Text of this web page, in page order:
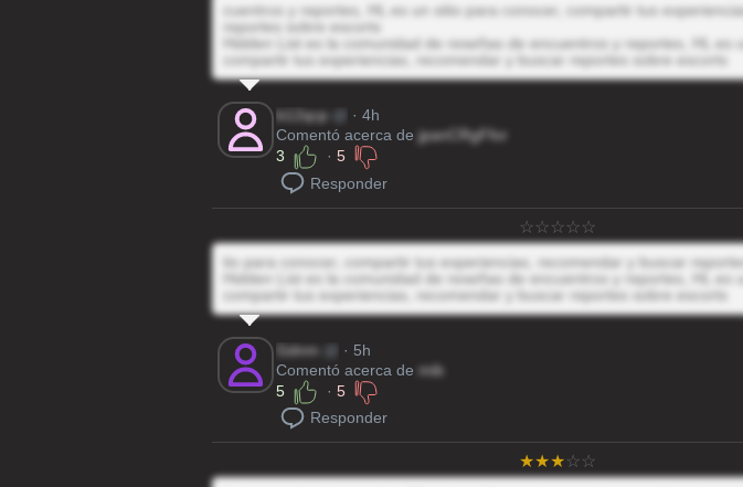
cuentros y reportes, HL es un sitio para conocer, compartir tus
reportes sobre escorts
Hidden List es la comunidad de reseñas de encuentros y reportes, HL es
compartir tus experiencias, recomendar y buscar reportes sobre escorts
b12qcp
· 4h
Comentó acerca de jpanCRgFfor
3
· 5
Responder
tio para conocer, compartir tus experiencias, recomendar y buscar
Hidden List es la comunidad de reseñas de encuentros y reportes, HL es
compartir tus experiencias, recomendar y buscar reportes sobre escorts
Gdnm
· 5h
Comentó acerca de mib
5
· 5
Responder